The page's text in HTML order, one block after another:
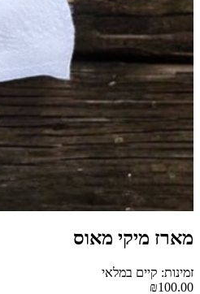
מארז מיקי מאוס
זמינות: קיים במלאי
₪100.00